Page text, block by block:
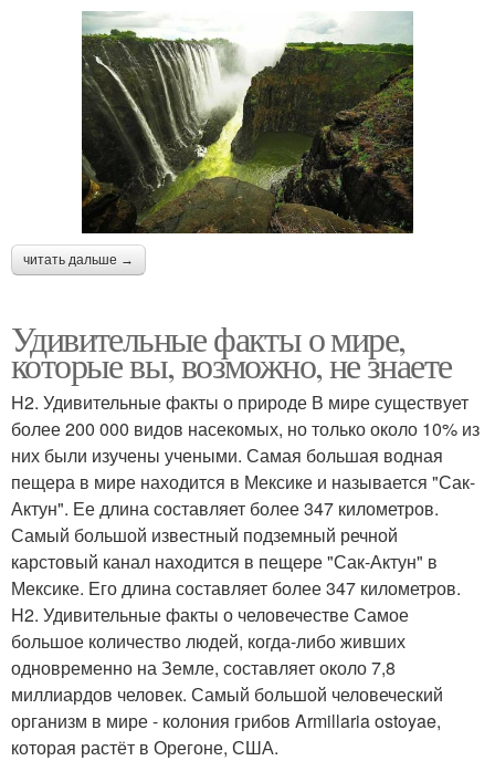
читать дальше →
Удивительные факты о мире,
которые вы, возможно, не знаете
H2. Удивительные факты о природе В мире существует
более 200 000 видов насекомых, но только около 10% из
них были изучены учеными. Самая большая водная
пещера в мире находится в Мексике и называется "Сак-
Актун". Ее длина составляет более 347 километров.
Самый большой известный подземный речной
карстовый канал находится в пещере "Сак-Актун" в
Мексике. Его длина составляет более 347 километров.
H2. Удивительные факты о человечестве Самое
большое количество людей, когда-либо живших
одновременно на Земле, составляет около 7,8
миллиардов человек. Самый большой человеческий
организм в мире - колония грибов Armillaria ostoyae,
которая растёт в Орегоне, США.